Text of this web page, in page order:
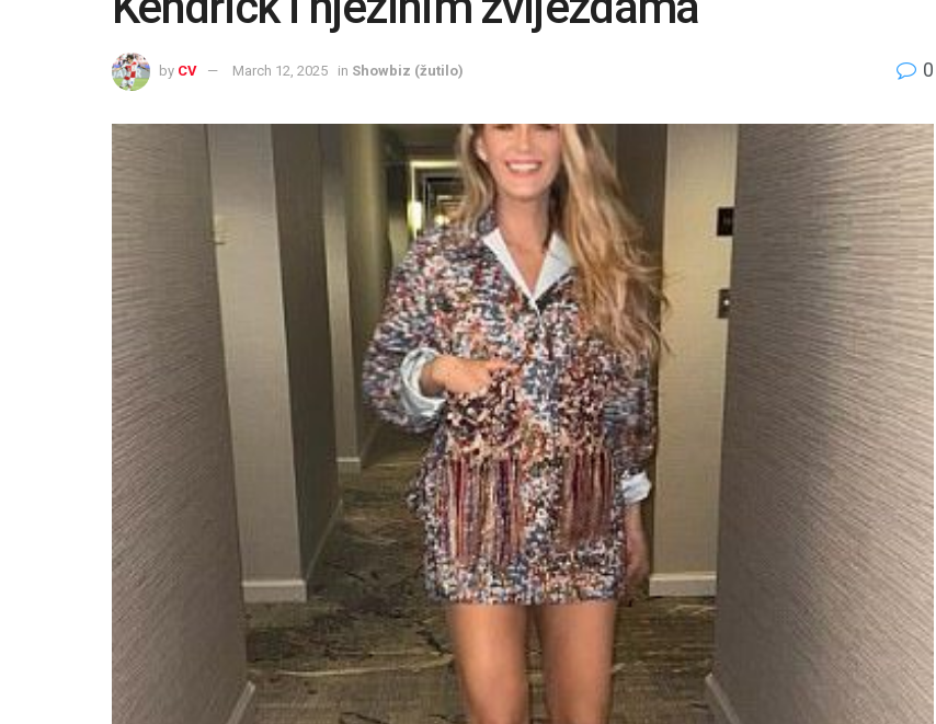
by CV March 12, 2025 in Showbiz (žutilo) 0